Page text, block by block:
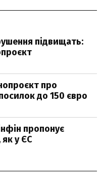
підвищать:
про
до 150 євро
пропонує
як у ЄС